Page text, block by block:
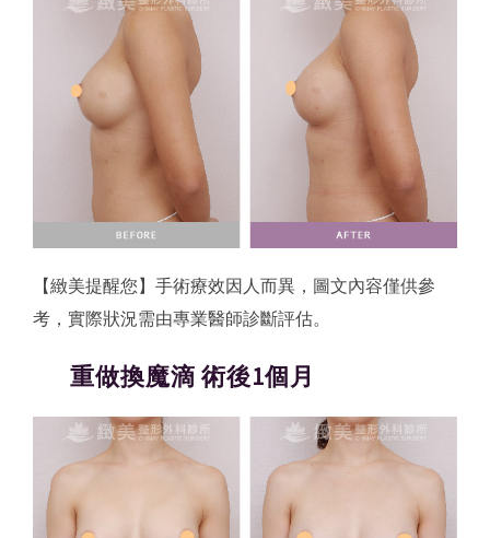
【緻美提醒您】手術療效因人而異，圖文內容僅供參
考，實際狀況需由專業醫師診斷評估。
重做換魔滴 術後1個月